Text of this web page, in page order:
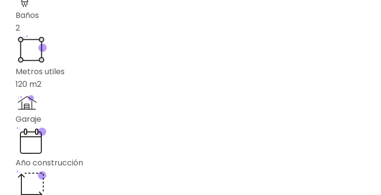
Baños
2
Metros utiles
120 m2
Garaje
Año construcción